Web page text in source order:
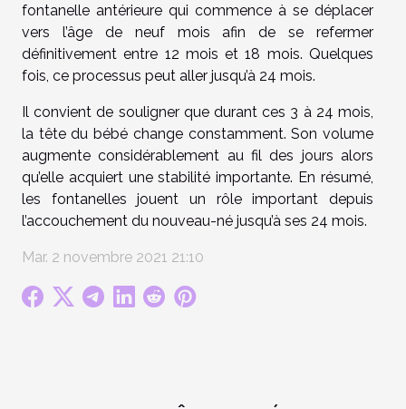
fontanelle antérieure qui commence à se déplacer
vers l’âge de neuf mois afin de se refermer
définitivement entre 12 mois et 18 mois. Quelques
fois, ce processus peut aller jusqu’à 24 mois.
Il convient de souligner que durant ces 3 à 24 mois,
la tête du bébé change constamment. Son volume
augmente considérablement au fil des jours alors
qu’elle acquiert une stabilité importante. En résumé,
les fontanelles jouent un rôle important depuis
l’accouchement du nouveau-né jusqu’à ses 24 mois.
Mar. 2 novembre 2021 21:10